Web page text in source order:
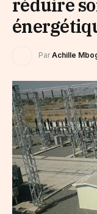
réduire
Par Achille